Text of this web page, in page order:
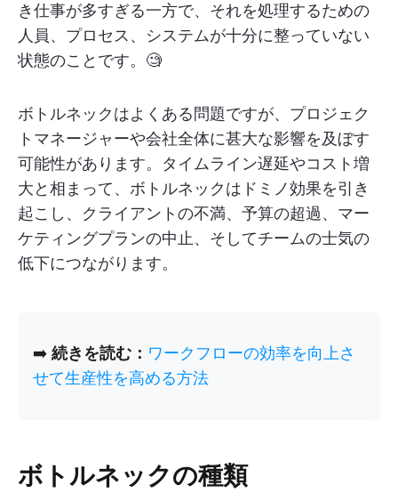
き仕事が多すぎる一方で、それを処理するための
人員、プロセス、システムが十分に整っていない
状態のことです。🧐
ボトルネックはよくある問題ですが、プロジェク
トマネージャーや会社全体に甚大な影響を及ぼす
可能性があります。タイムライン遅延やコスト増
大と相まって、ボトルネックはドミノ効果を引き
起こし、クライアントの不満、予算の超過、マー
ケティングプランの中止、そしてチームの士気の
低下につながります。
➡️ 続きを読む： ワークフローの効率を向上さ
せて生産性を高める方法
ボトルネックの種類